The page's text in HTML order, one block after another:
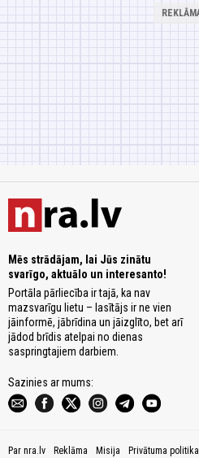
Mēs strādājam, lai Jūs zinātu
svarīgo, aktuālo un interesanto!
Portāla pārliecība ir tajā, ka nav
mazsvarīgu lietu – lasītājs ir ne vien
jāinformē, jābrīdina un jāizglīto, bet arī
jādod brīdis atelpai no dienas
saspringtajiem darbiem.
Sazinies ar mums:
Par nra.lv Reklāma Misija Privātuma politika